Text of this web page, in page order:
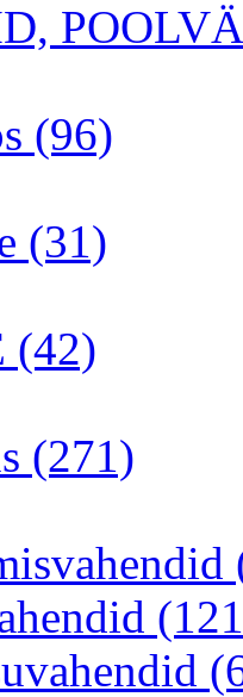
(96)
(31)
(42)
(271)